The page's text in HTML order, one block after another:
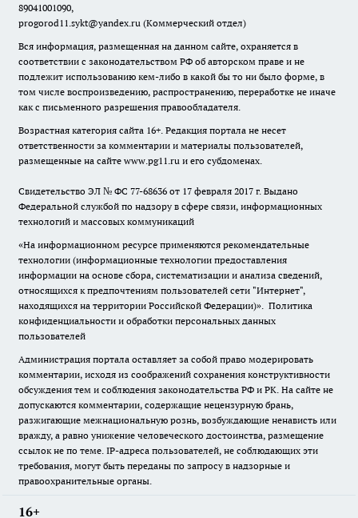
89041001090,
progorod11.sykt@yandex.ru (Коммерческий отдел)
Вся информация, размещенная на данном сайте, охраняется в
соответствии с законодательством РФ об авторском праве и не
подлежит использованию кем-либо в какой бы то ни было форме, в
том числе воспроизведению, распространению, переработке не иначе
как с письменного разрешения правообладателя.
Возрастная категория сайта 16+. Редакция портала не несет
ответственности за комментарии и материалы пользователей,
размещенные на сайте www.pg11.ru и его субдоменах.
Свидетельство ЭЛ № ФС 77-68636 от 17 февраля 2017 г. Выдано
Федеральной службой по надзору в сфере связи, информационных
технологий и массовых коммуникаций
«На информационном ресурсе применяются рекомендательные
технологии (информационные технологии предоставления
информации на основе сбора, систематизации и анализа сведений,
относящихся к предпочтениям пользователей сети "Интернет",
находящихся на территории Российской Федерации)». Политика
конфиденциальности и обработки персональных данных
пользователей
Администрация портала оставляет за собой право модерировать
комментарии, исходя из соображений сохранения конструктивности
обсуждения тем и соблюдения законодательства РФ и РК. На сайте не
допускаются комментарии, содержащие нецензурную брань,
разжигающие межнациональную рознь, возбуждающие ненависть или
вражду, а равно унижение человеческого достоинства, размещение
ссылок не по теме. IP-адреса пользователей, не соблюдающих эти
требования, могут быть переданы по запросу в надзорные и
правоохранительные органы.
16+